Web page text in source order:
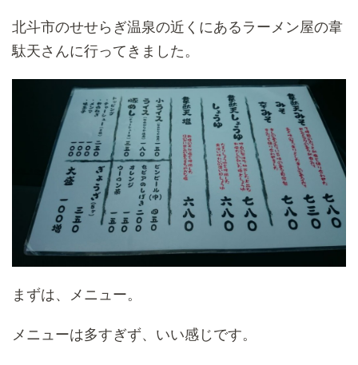
北斗市のせせらぎ温泉の近くにあるラーメン屋の韋
駄天さんに行ってきました。
まずは、メニュー。
メニューは多すぎず、いい感じです。